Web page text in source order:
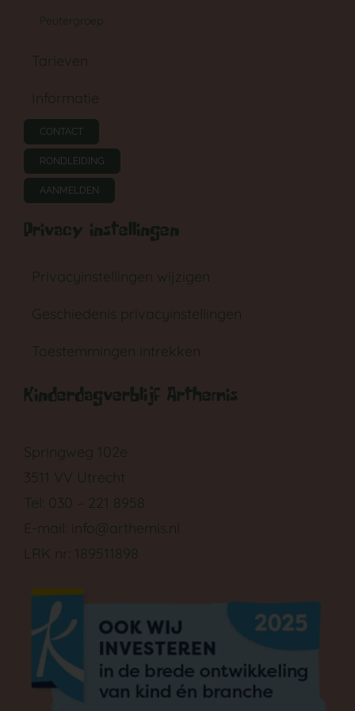
Peutergroep
Tarieven
Informatie
CONTACT
RONDLEIDING
AANMELDEN
Privacy instellingen
Privacyinstellingen wijzigen
Geschiedenis privacyinstellingen
Toestemmingen intrekken
Kinderdagverblijf Arthemis
Springweg 102e
3511 VV Utrecht
Tel: 030 – 221 8958
E-mail: info@arthemis.nl
LRK nr: 189511898
GA NAAR DE PEUTERGROEP